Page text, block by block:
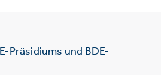
Präsidiums und BDE-